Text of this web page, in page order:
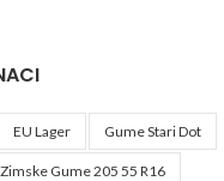
EU Lager Gume Stari Dot
Zimske Gume 205 55 R16